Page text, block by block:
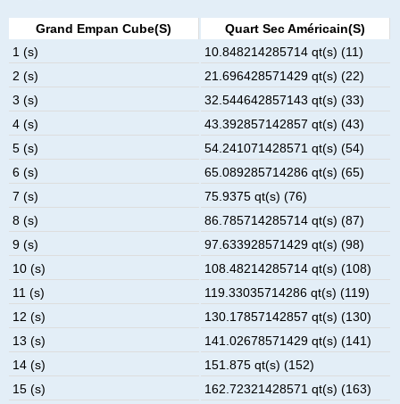
Grand Empan Cube(s)
Quart Sec Américain(s)
1 (s)
10.848214285714 qt(s) (11)
2 (s)
21.696428571429 qt(s) (22)
3 (s)
32.544642857143 qt(s) (33)
4 (s)
43.392857142857 qt(s) (43)
5 (s)
54.241071428571 qt(s) (54)
6 (s)
65.089285714286 qt(s) (65)
7 (s)
75.9375 qt(s) (76)
8 (s)
86.785714285714 qt(s) (87)
9 (s)
97.633928571429 qt(s) (98)
10 (s)
108.48214285714 qt(s) (108)
11 (s)
119.33035714286 qt(s) (119)
12 (s)
130.17857142857 qt(s) (130)
13 (s)
141.02678571429 qt(s) (141)
14 (s)
151.875 qt(s) (152)
15 (s)
162.72321428571 qt(s) (163)